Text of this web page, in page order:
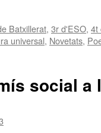
Batxillerat, 3r d'ESO, 4t
universal, Novetats,
social a